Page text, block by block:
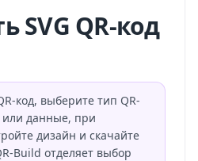
SVG QR-код
код, выберите тип QR-
или данные, при
дизайн и скачайте
Build отделяет выбор